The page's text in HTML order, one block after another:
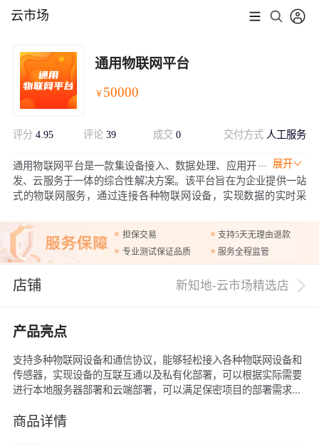
云市场
通用物联网平台
￥ 50000
评分 4.95 评论 39 成交0 交付方式 人工服务
展开
通用物联网平台是一款集设备接入、数据处理、应用开
发、云服务于一体的综合性解决方案。该平台旨在为企业提供一站
式的物联网服务，通过连接各种物联网设备，实现数据的实时采
智能化管理，达到更强的可靠性，稳定性！
担保交易
支持5天无理由退款
专业测试保证品质
服务全程监管
店铺 新知地-云市场精选店
产品亮点
支持多种物联网设备和通信协议，能够轻松接入各种物联网设备和
传感器，实现设备的互联互通以及私有化部署，可以根据实际需要
进行本地服务器部署和云端部署，可以满足保密项目的部署需求，
持二次开发，帮助企业快速建立设备物联网管理系统，提高企业安
商品详情